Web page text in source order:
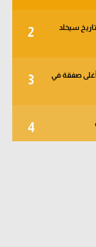
2
سيخلد
3
أغلى صفقة في
4